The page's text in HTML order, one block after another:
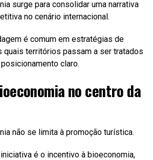
surge para consolidar uma narrativa
no cenário internacional.
é comum em estratégias de
quais territórios passam a ser tratados
claro.
no centro da
não se limita à promoção turística.
é o incentivo à bioeconomia,